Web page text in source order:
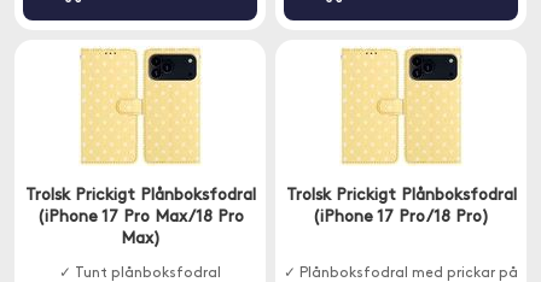
Trolsk Prickigt Plånboksfodral
(iPhone 17 Pro Max/18 Pro
Max)
✓ Tunt plånboksfodral
Trolsk Prickigt Plånboksfodral
(iPhone 17 Pro/18 Pro)
✓ Plånboksfodral med prickar på